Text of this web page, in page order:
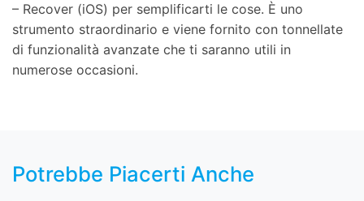
– Recover (iOS) per semplificarti le cose. È uno
strumento straordinario e viene fornito con tonnellate
di funzionalità avanzate che ti saranno utili in
numerose occasioni.
Potrebbe Piacerti Anche